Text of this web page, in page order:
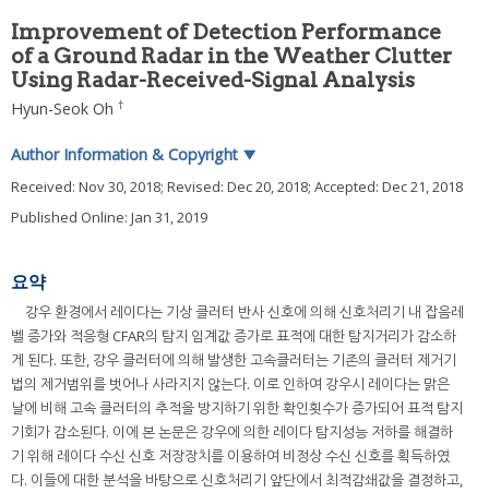
Improvement of Detection Performance
of a Ground Radar in the Weather Clutter
Using Radar-Received-Signal Analysis
Hyun-Seok Oh †
Author Information & Copyright ▼
Received: Nov 30, 2018; Revised: Dec 20, 2018; Accepted: Dec 21, 2018
Published Online: Jan 31, 2019
요약
강우 환경에서 레이다는 기상 클러터 반사 신호에 의해 신호처리기 내 잡음레
벨 증가와 적응형 CFAR의 탐지 임계값 증가로 표적에 대한 탐지거리가 감소하
게 된다. 또한, 강우 클러터에 의해 발생한 고속클러터는 기존의 클러터 제거기
법의 제거범위를 벗어나 사라지지 않는다. 이로 인하여 강우시 레이다는 맑은
날에 비해 고속 클러터의 추적을 방지하기 위한 확인횟수가 증가되어 표적 탐지
기회가 감소된다. 이에 본 논문은 강우에 의한 레이다 탐지성능 저하를 해결하
기 위해 레이다 수신 신호 저장장치를 이용하여 비정상 수신 신호를 획득하였
다. 이들에 대한 분석을 바탕으로 신호처리기 앞단에서 최적감쇄값을 결정하고,